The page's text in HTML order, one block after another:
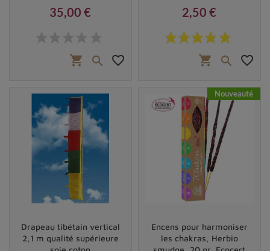
35,00 €
shopping_cart  favorite_border
Prix
2,50 €
shopping_cart  favorite_border
Drapeau tibétain vertical
2,1 m qualité supérieure
Nouveauté
Encens pour harmoniser
les chakras, Herbio